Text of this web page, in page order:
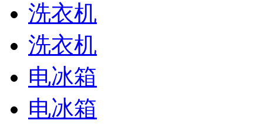
洗衣机
洗衣机
电冰箱
电冰箱